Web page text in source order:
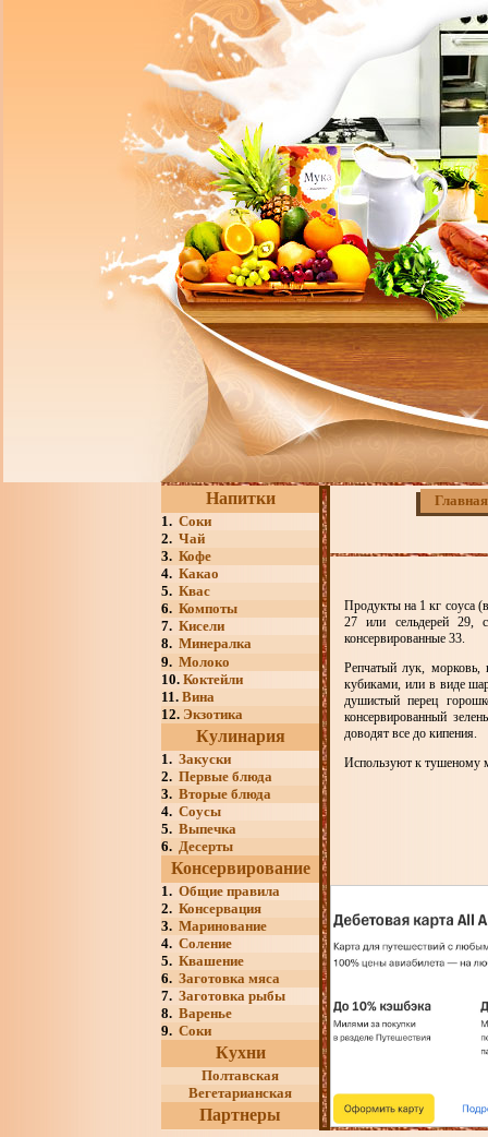
Напитки
1. Соки
2. Чай
3. Кофе
4. Какао
5. Квас
6. Компоты
7. Кисели
8. Минералка
9. Молоко
10. Коктейли
11. Вина
12. Экзотика
Кулинария
1. Закуски
2. Первые блюда
3. Вторые блюда
4. Соусы
5. Выпечка
6. Десерты
Консервирование
1. Общие правила
2. Консервация
3. Маринование
4. Соление
5. Квашение
6. Заготовка мяса
7. Заготовка рыбы
8. Варенье
9. Соки
Кухни
Полтавская
Вегетарианская
Партнеры
Главная
Продукты на 1 кг соуса
27 или сельдерей 29,
консервированные 33.
Репчатый лук, морковь,
кубиками, или в виде
душистый перец
консервированный
доводят все до кипения.
Используют к тушеному